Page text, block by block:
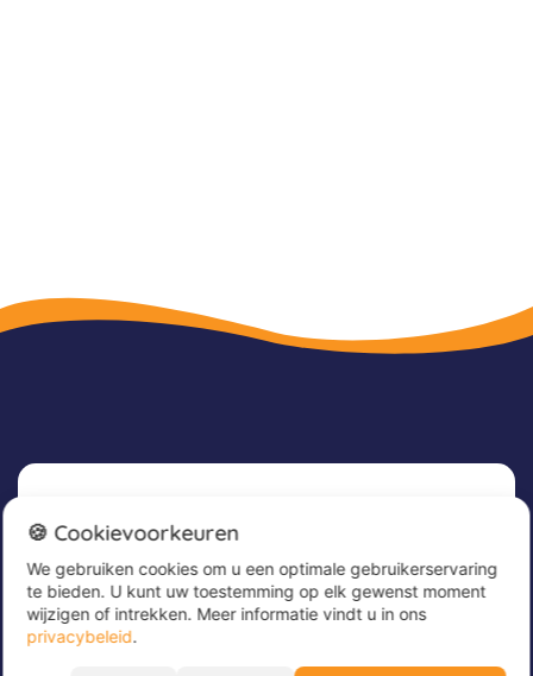
Nieuwsbrief
Meld u nu aan voor onze nieuwsbrief om
geweldige aanbiedingen te ontvangen en op de
hoogte te blijven!
🍪 Cookievoorkeuren
We gebruiken cookies om u een optimale gebruikerservaring
te bieden. U kunt uw toestemming op elk gewenst moment
wijzigen of intrekken. Meer informatie vindt u in ons
privacybeleid.